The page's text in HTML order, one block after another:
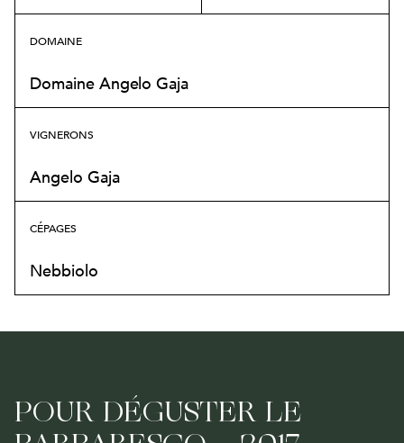
DOMAINE
Domaine Angelo Gaja
VIGNERONS
Angelo Gaja
CÉPAGES
Nebbiolo
POUR DÉGUSTER LE